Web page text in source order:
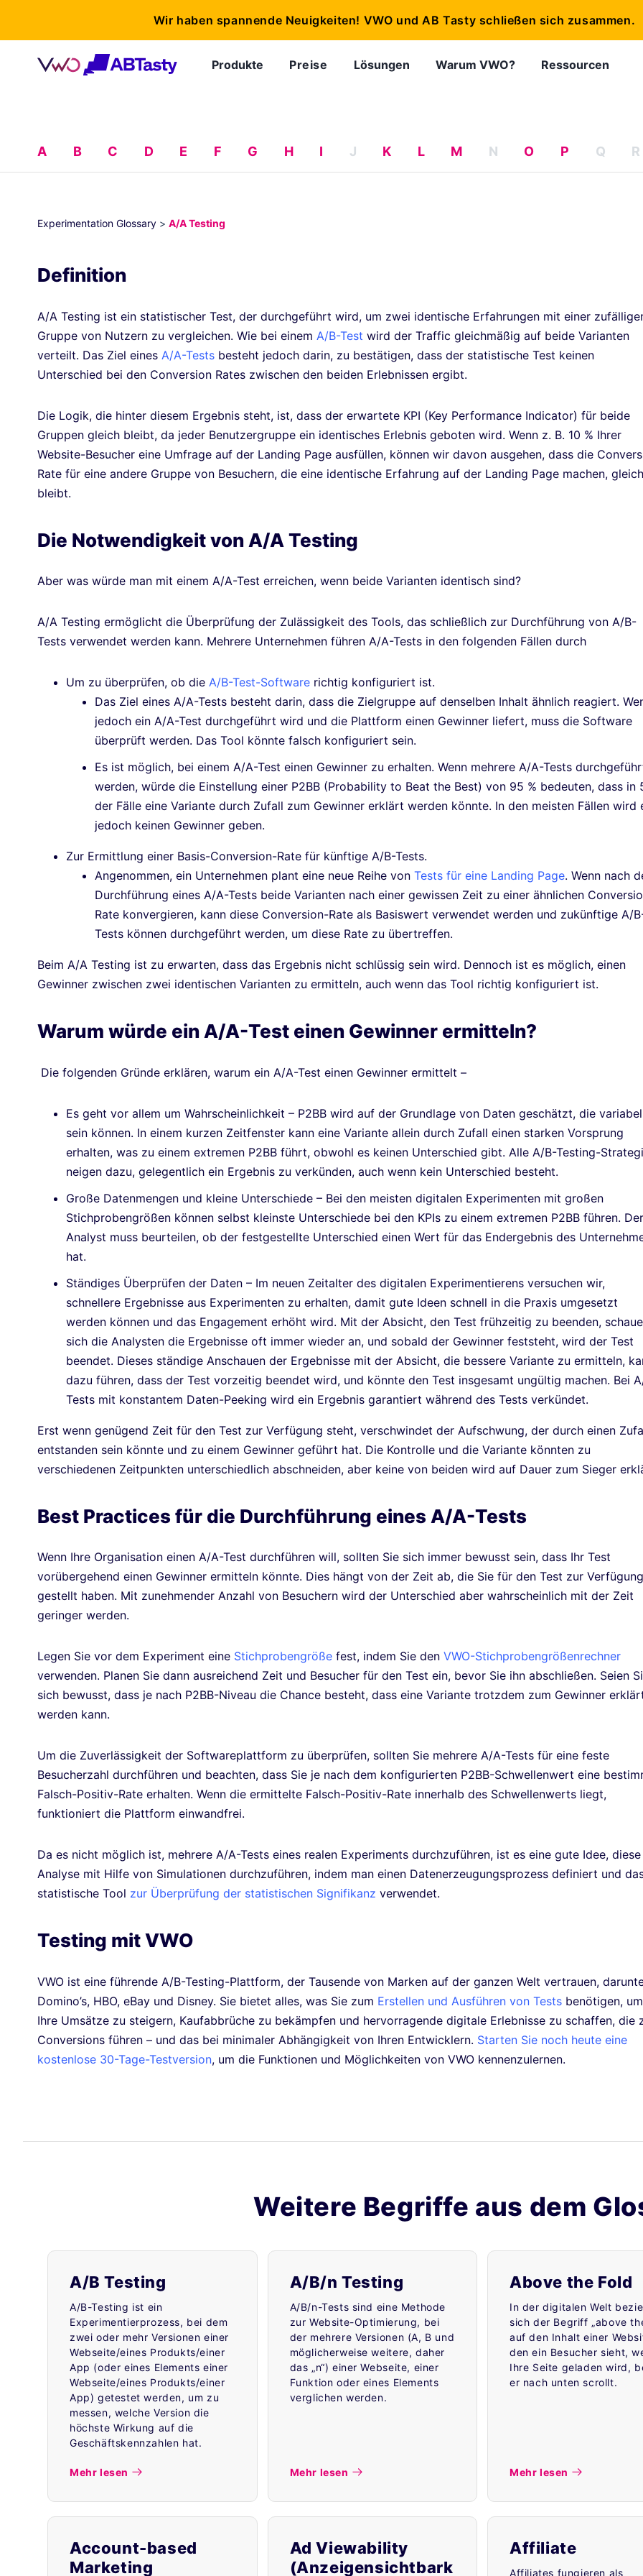
Produkte Preise Lösungen Warum VWO? Ressourcen
A B C D E F G H I J K L M N O P Q R
Experimentation Glossary > A/A Testing
Definition
A/A Testing ist ein statistischer Test, der durchgeführt wird, um zwei identische Erfahrungen mit einer
Gruppe von Nutzern zu vergleichen. Wie bei einem A/B-Test wird der Traffic gleichmäßig auf beide Varianten
verteilt. Das Ziel eines A/A-Tests besteht jedoch darin, zu bestätigen, dass der statistische Test keinen
Unterschied bei den Conversion Rates zwischen den beiden Erlebnissen ergibt.
Die Logik, die hinter diesem Ergebnis steht, ist, dass der erwartete KPI (Key Performance Indicator) für beide
Gruppen gleich bleibt, da jeder Benutzergruppe ein identisches Erlebnis geboten wird. Wenn z. B. 10 % Ihrer
Website-Besucher eine Umfrage auf der Landing Page ausfüllen, können wir davon ausgehen, dass die
Rate für eine andere Gruppe von Besuchern, die eine identische Erfahrung auf der Landing Page machen, gleich
bleibt.
Die Notwendigkeit von A/A Testing
Aber was würde man mit einem A/A-Test erreichen, wenn beide Varianten identisch sind?
A/A Testing ermöglicht die Überprüfung der Zulässigkeit des Tools, das schließlich zur Durchführung von A/B-
Tests verwendet werden kann. Mehrere Unternehmen führen A/A-Tests in den folgenden Fällen durch
Um zu überprüfen, ob die A/B-Test-Software richtig konfiguriert ist.
Das Ziel eines A/A-Tests besteht darin, dass die Zielgruppe auf denselben Inhalt ähnlich reagiert.
jedoch ein A/A-Test durchgeführt wird und die Plattform einen Gewinner liefert, muss die Software
überprüft werden. Das Tool könnte falsch konfiguriert sein.
Es ist möglich, bei einem A/A-Test einen Gewinner zu erhalten. Wenn mehrere A/A-Tests
werden, würde die Einstellung einer P2BB (Probability to Beat the Best) von 95 % bedeuten, dass in
der Fälle eine Variante durch Zufall zum Gewinner erklärt werden könnte. In den meisten Fällen wird
jedoch keinen Gewinner geben.
Zur Ermittlung einer Basis-Conversion-Rate für künftige A/B-Tests.
Angenommen, ein Unternehmen plant eine neue Reihe von Tests für eine Landing Page. Wenn nach
Durchführung eines A/A-Tests beide Varianten nach einer gewissen Zeit zu einer ähnlichen
Rate konvergieren, kann diese Conversion-Rate als Basiswert verwendet werden und zukünftige A/
Tests können durchgeführt werden, um diese Rate zu übertreffen.
Beim A/A Testing ist zu erwarten, dass das Ergebnis nicht schlüssig sein wird. Dennoch ist es möglich, einen
Gewinner zwischen zwei identischen Varianten zu ermitteln, auch wenn das Tool richtig konfiguriert ist.
Warum würde ein A/A-Test einen Gewinner ermitteln?
Die folgenden Gründe erklären, warum ein A/A-Test einen Gewinner ermittelt –
Es geht vor allem um Wahrscheinlichkeit – P2BB wird auf der Grundlage von Daten geschätzt, die variabel
sein können. In einem kurzen Zeitfenster kann eine Variante allein durch Zufall einen starken Vorsprung
erhalten, was zu einem extremen P2BB führt, obwohl es keinen Unterschied gibt. Alle A/B-Testing-
neigen dazu, gelegentlich ein Ergebnis zu verkünden, auch wenn kein Unterschied besteht.
Große Datenmengen und kleine Unterschiede – Bei den meisten digitalen Experimenten mit großen
Stichprobengrößen können selbst kleinste Unterschiede bei den KPIs zu einem extremen P2BB führen. Der
Analyst muss beurteilen, ob der festgestellte Unterschied einen Wert für das Endergebnis des
hat.
Ständiges Überprüfen der Daten – Im neuen Zeitalter des digitalen Experimentierens versuchen wir,
schnellere Ergebnisse aus Experimenten zu erhalten, damit gute Ideen schnell in die Praxis umgesetzt
werden können und das Engagement erhöht wird. Mit der Absicht, den Test frühzeitig zu beenden,
sich die Analysten die Ergebnisse oft immer wieder an, und sobald der Gewinner feststeht, wird der Test
beendet. Dieses ständige Anschauen der Ergebnisse mit der Absicht, die bessere Variante zu ermitteln,
dazu führen, dass der Test vorzeitig beendet wird, und könnte den Test insgesamt ungültig machen. Bei
Tests mit konstantem Daten-Peeking wird ein Ergebnis garantiert während des Tests verkündet.
Erst wenn genügend Zeit für den Test zur Verfügung steht, verschwindet der Aufschwung, der durch einen
entstanden sein könnte und zu einem Gewinner geführt hat. Die Kontrolle und die Variante könnten zu
verschiedenen Zeitpunkten unterschiedlich abschneiden, aber keine von beiden wird auf Dauer zum Sieger
Best Practices für die Durchführung eines A/A-Tests
Wenn Ihre Organisation einen A/A-Test durchführen will, sollten Sie sich immer bewusst sein, dass Ihr Test
vorübergehend einen Gewinner ermitteln könnte. Dies hängt von der Zeit ab, die Sie für den Test zur Verfügung
gestellt haben. Mit zunehmender Anzahl von Besuchern wird der Unterschied aber wahrscheinlich mit der Zeit
geringer werden.
Legen Sie vor dem Experiment eine Stichprobengröße fest, indem Sie den VWO-Stichprobengrößenrechner
verwenden. Planen Sie dann ausreichend Zeit und Besucher für den Test ein, bevor Sie ihn abschließen. Seien
sich bewusst, dass je nach P2BB-Niveau die Chance besteht, dass eine Variante trotzdem zum Gewinner
werden kann.
Um die Zuverlässigkeit der Softwareplattform zu überprüfen, sollten Sie mehrere A/A-Tests für eine feste
Besucherzahl durchführen und beachten, dass Sie je nach dem konfigurierten P2BB-Schwellenwert eine
Falsch-Positiv-Rate erhalten. Wenn die ermittelte Falsch-Positiv-Rate innerhalb des Schwellenwerts liegt,
funktioniert die Plattform einwandfrei.
Da es nicht möglich ist, mehrere A/A-Tests eines realen Experiments durchzuführen, ist es eine gute Idee, diese
Analyse mit Hilfe von Simulationen durchzuführen, indem man einen Datenerzeugungsprozess definiert und
statistische Tool zur Überprüfung der statistischen Signifikanz verwendet.
Testing mit VWO
VWO ist eine führende A/B-Testing-Plattform, der Tausende von Marken auf der ganzen Welt vertrauen,
Domino’s, HBO, eBay und Disney. Sie bietet alles, was Sie zum Erstellen und Ausführen von Tests benötigen, um
Ihre Umsätze zu steigern, Kaufabbrüche zu bekämpfen und hervorragende digitale Erlebnisse zu schaffen, die
Conversions führen – und das bei minimaler Abhängigkeit von Ihren Entwicklern. Starten Sie noch heute eine
kostenlose 30-Tage-Testversion, um die Funktionen und Möglichkeiten von VWO kennenzulernen.
Weitere Begriffe aus dem
A/B Testing
A/B-Testing ist ein
Experimentierprozess, bei dem
zwei oder mehr Versionen einer
Webseite/eines Produkts/einer
App (oder eines Elements einer
Webseite/eines Produkts/einer
App) getestet werden, um zu
messen, welche Version die
höchste Wirkung auf die
Geschäftskennzahlen hat.
Mehr lesen
A/B/n Testing
A/B/n-Tests sind eine Methode
zur Website-Optimierung, bei
der mehrere Versionen (A, B und
möglicherweise weitere, daher
das „n“) einer Webseite, einer
Funktion oder eines Elements
verglichen werden.
Mehr lesen
Above the Fold
In der digitalen Welt
sich der Begriff „above
auf den Inhalt einer
den ein Besucher sieht,
Ihre Seite geladen wird,
er nach unten scrollt.
Mehr lesen
Account-based
Marketing
Ad Viewability
(Anzeigensichtbark
Affiliate
Affiliates fungieren als
Wir haben spannende Neuigkeiten! VWO und AB Tasty schließen sich zusammen.